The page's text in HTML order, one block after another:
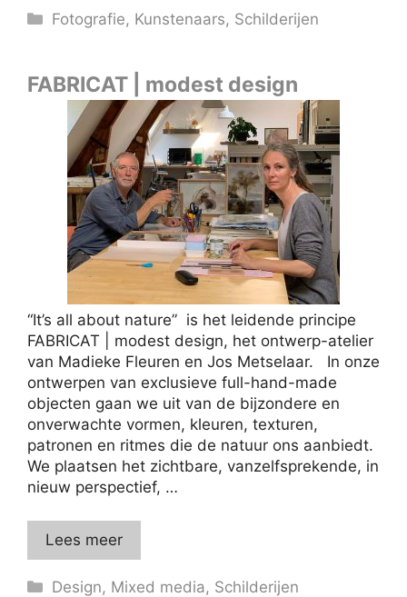
Categorieën
Fotografie, Kunstenaars, Schilderijen
FABRICAT | modest design
“It’s all about nature” is het leidende principe
FABRICAT | modest design, het ontwerp-atelier
van Madieke Fleuren en Jos Metselaar. In onze
ontwerpen van exclusieve full-hand-made
objecten gaan we uit van de bijzondere en
onverwachte vormen, kleuren, texturen,
patronen en ritmes die de natuur ons aanbiedt.
We plaatsen het zichtbare, vanzelfsprekende, in
nieuw perspectief, …
Lees meer
Categorieën
Design, Mixed media, Schilderijen